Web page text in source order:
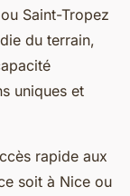
Saint-Tropez
du terrain,
uniques et
rapide aux
soit à Nice ou